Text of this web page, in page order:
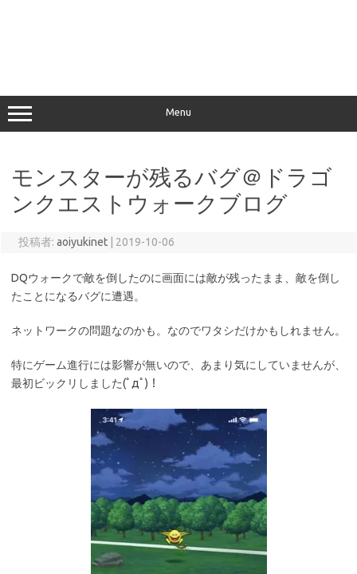
Menu
モンスターが残るバグ＠ドラゴ
ンクエストウォークブログ
投稿者: aoiyukinet 2019-10-06
DQウォークで敵を倒したのに画面には敵が残ったまま、敵を倒し
たことになるバグに遭遇。
ネットワークの問題なのかも。なのでワタシだけかもしれません。
特にゲーム進行には影響が無いので、あまり気にしていませんが、
最初ビックリしました(ﾟдﾟ)！